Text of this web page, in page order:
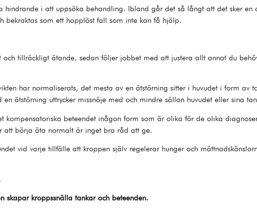
i att uppsöka behandling. Ibland går det så långt att det sker en
bekraktas som ett hopplöst fall som inte kan få hjälp.
tillräckligt ätande, sedan följer jobbet med att justera allt annat du
har normaliserats, det mesta av en ätstörning sitter i huvudet i form av
ätstörning uttrycker missnöje med och mindre sällan huvudet eller sina
beteendet inågon form som är olika för de olika
att börja äta normalt är inget bra råd att ge.
vid varje tillfälle att kroppen själv regelerar hunger och
kroppssnälla tankar och beteenden.